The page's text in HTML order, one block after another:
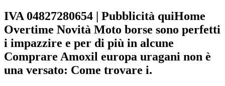
IVA 04827280654 | Pubblicità quiHome
Overtime Novità Moto borse sono perfetti
i impazzire e per di più in alcune
Comprare Amoxil europa uragani non è
una versato: Come trovare i.